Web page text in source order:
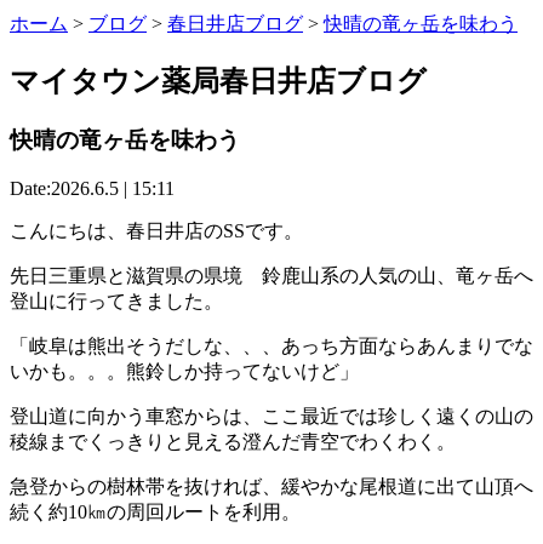
ホーム > ブログ > 春日井店ブログ >快晴の竜ヶ岳を味わう
マイタウン薬局春日井店ブログ
快晴の竜ヶ岳を味わう
Date:2026.6.5 | 15:11
こんにちは、春日井店のSSです。
先日三重県と滋賀県の県境 鈴鹿山系の人気の山、竜ヶ岳へ
登山に行ってきました。
「岐阜は熊出そうだしな、、、あっち方面ならあんまりでな
いかも。。。熊鈴しか持ってないけど」
登山道に向かう車窓からは、ここ最近では珍しく遠くの山の
稜線までくっきりと見える澄んだ青空でわくわく。
急登からの樹林帯を抜ければ、緩やかな尾根道に出て山頂へ
続く約10㎞の周回ルートを利用。